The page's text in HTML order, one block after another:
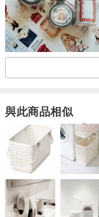
我們一起幸福唷:)
產地/製造方式
中國
與此商品相似